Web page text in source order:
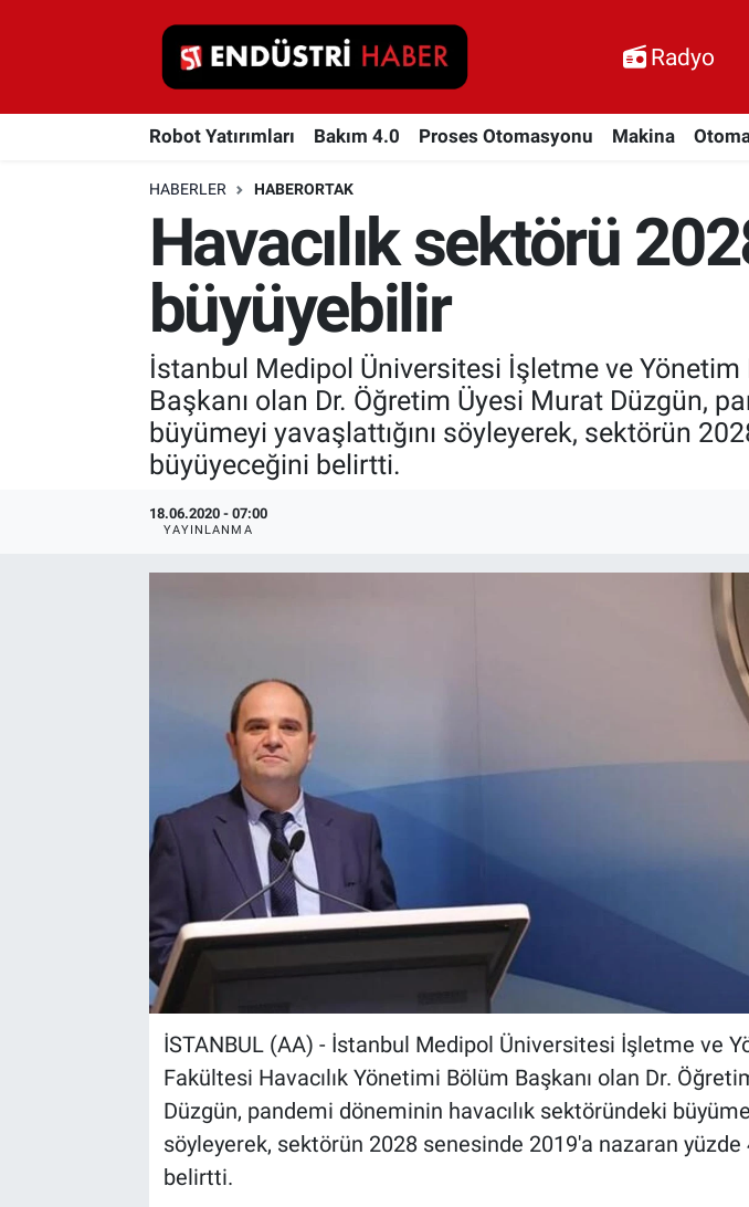
Radyo
Robot Yatırımları Bakım 4.0 Proses Otomasyonu Makina
HABERLER HABERORTAK
Havacılık sektörü
büyüyebilir
İstanbul Medipol Üniversitesi İşletme ve
Başkanı olan Dr. Öğretim Üyesi Murat Düzgün,
büyümeyi yavaşlattığını söyleyerek, sektörün
büyüyeceğini belirtti.
18.06.2020 - 07:00
YAYINLANMA
İSTANBUL (AA) - İstanbul Medipol Üniversitesi İşletme ve
Fakültesi Havacılık Yönetimi Bölüm Başkanı olan Dr.
Düzgün, pandemi döneminin havacılık sektöründeki
söyleyerek, sektörün 2028 senesinde 2019'a nazaran yüzde
belirtti.
Robot Yatırımları
Proses Otomasyonu
Otomasyon
Depolama Çözümleri
İnşaat ve Malzeme
HaberOrtak
Ağır Sanayi Çözümleri